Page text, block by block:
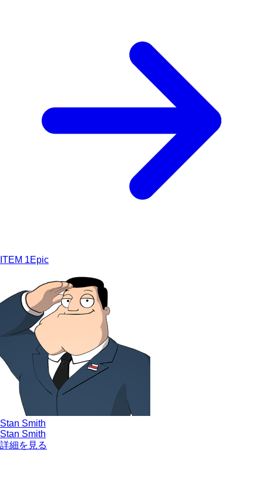
ITEM 1Epic
Stan Smith
Stan Smith
詳細を見る